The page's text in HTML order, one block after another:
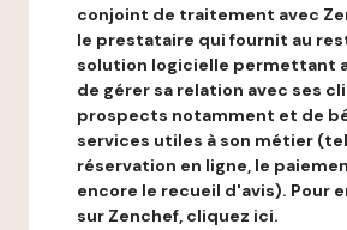
conjoint de traitement avec
le prestataire qui fournit au
solution logicielle permettant
de gérer sa relation avec ses
prospects notamment et de
services utiles à son métier
réservation en ligne, le
encore le recueil d'avis). Pour
sur Zenchef, cliquez ici.